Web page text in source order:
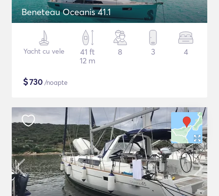
Beneteau Oceanis 41.1
Yacht cu vele
41 ft
12 m
8 3 4
$730 /noapte